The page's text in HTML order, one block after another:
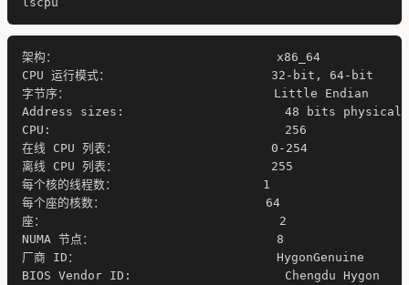
架构：                              x86_64
CPU 运行模式：                      32-bit, 64-bit
字节序：                            Little Endian
Address sizes:                      48 bits
CPU:                                256
在线 CPU 列表：                     0-254
离线 CPU 列表：                     255
每个核的线程数：                    1
每个座的核数：                      64
座：                                2
NUMA 节点：                         8
厂商 ID：                           HygonGenuine
BIOS Vendor ID:                     Chengdu Hygon